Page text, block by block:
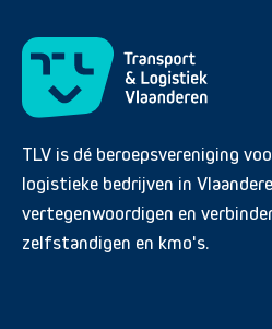
TLV is dé beroepsvereniging
logistieke bedrijven in
vertegenwoordigen en
zelfstandigen en kmo's.